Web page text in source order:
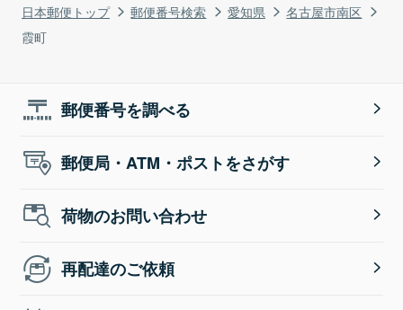
日本郵便トップ 郵便番号検索 愛知県
名古屋市南区
霞町
郵便番号を調べる
郵便局・ATM・ポストをさがす
荷物のお問い合わせ
再配達のご依頼